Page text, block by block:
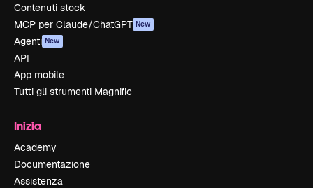
Contenuti stock
MCP per Claude/ChatGPT New
Agenti New
API
App mobile
Tutti gli strumenti Magnific
Inizia
Academy
Documentazione
Assistenza